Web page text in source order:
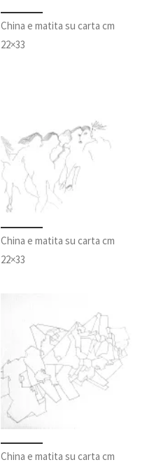
China e matita su carta cm
22×33
China e matita su carta cm
22×33
China e matita su carta cm